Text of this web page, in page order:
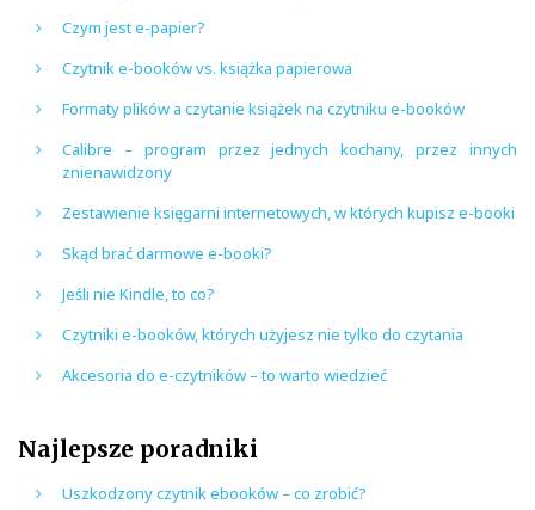
Czym jest e-papier?
Czytnik e-booków vs. książka papierowa
Formaty plików a czytanie książek na czytniku e-booków
Calibre – program przez jednych kochany, przez innych
znienawidzony
Zestawienie księgarni internetowych, w których kupisz e-booki
Skąd brać darmowe e-booki?
Jeśli nie Kindle, to co?
Czytniki e-booków, których użyjesz nie tylko do czytania
Akcesoria do e-czytników – to warto wiedzieć
Najlepsze poradniki
Uszkodzony czytnik ebooków – co zrobić?